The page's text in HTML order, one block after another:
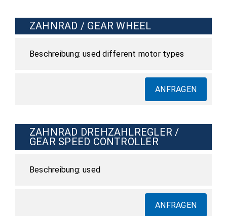
ZAHNRAD / GEAR WHEEL
used different motor types
ANFRAGEN
ZAHNRAD DREHZAHLREGLER /
GEAR SPEED CONTROLLER
used
ANFRAGEN